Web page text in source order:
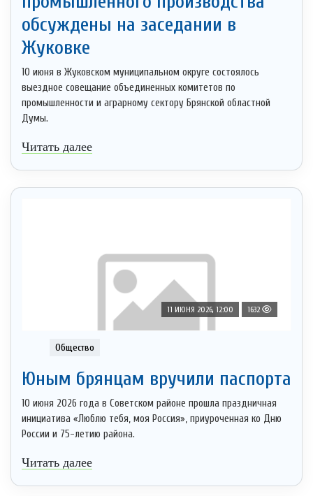
обсуждены на заседании в
Жуковке
10 июня в Жуковском муниципальном округе состоялось
выездное совещание объединенных комитетов по
промышленности и аграрному сектору Брянской областной
Думы.
Читать далее
11 ИЮНЯ 2026, 12:00 1632
Общество
Юным брянцам вручили паспорта
10 июня 2026 года в Советском районе прошла праздничная
инициатива «Люблю тебя, моя Россия», приуроченная ко Дню
России и 75-летию района.
Читать далее